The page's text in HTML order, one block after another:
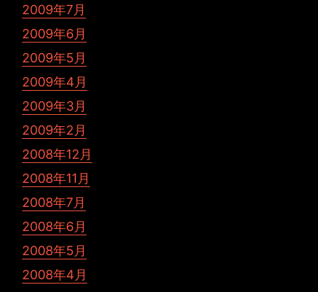
2009年7月
2009年6月
2009年5月
2009年4月
2009年3月
2009年2月
2008年12月
2008年11月
2008年7月
2008年6月
2008年5月
2008年4月